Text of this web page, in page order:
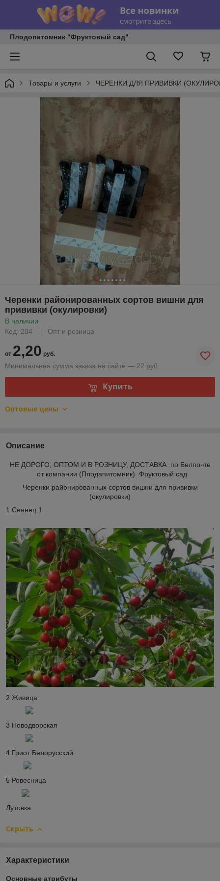
Плодопитомник "Фруктовый сад"
Товары и услуги ЧЕРЕНКИ ДЛЯ ПРИВИВКИ
Черенки районированных сортов вишни для
прививки (окулировки)
В наличии
Код: 204
Опт и розница
от 2,20 руб.
Минимальная сумма заказа на сайте — 22 руб.
Купить
Оптовые цены
Описание
НЕ ДОРОГО, ОПТОМ И В РОЗНИЦУ, ДОСТАВКА по Белпочте
от компании (Плодапитомник) Фруктовый сад
Черенки районированных сортов вишни для прививки
(окулировки)
1 Сеянец 1
2 Живица
3 Новодворская
4 Гриот Белорусский
5 Ровесница
Лутовка
Скрыть
Характеристики
Основные атрибуты